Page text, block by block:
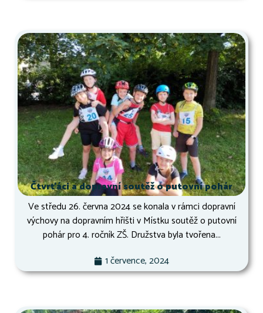
Čtvrťáci a dopravní soutěž o putovní pohár
Ve středu 26. června 2024 se konala v rámci dopravní
výchovy na dopravním hřišti v Místku soutěž o putovní
pohár pro 4. ročník ZŠ. Družstva byla tvořena...
1 července, 2024